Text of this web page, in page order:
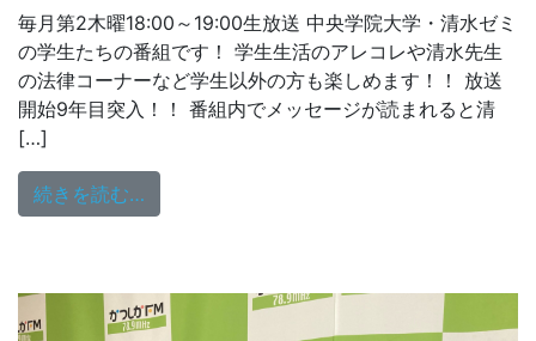
毎月第2木曜18:00～19:00生放送 中央学院大学・清水ゼミ
の学生たちの番組です！ 学生生活のアレコレや清水先生
の法律コーナーなど学生以外の方も楽しめます！！ 放送
開始9年目突入！！ 番組内でメッセージが読まれると清
[…]
続きを読む…